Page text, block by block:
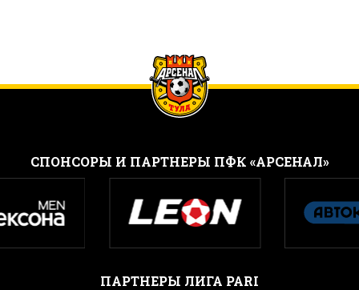
CПОНСОРЫ И ПАРТНЕРЫ ПФК «АРСЕНАЛ»
ПАРТНЕРЫ ЛИГА PARI